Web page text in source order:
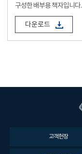
구성한 배부용 책자입니다.
다운로드
고객헌장